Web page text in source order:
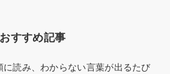
すすめ記事
読み、わからない言葉が出るたび